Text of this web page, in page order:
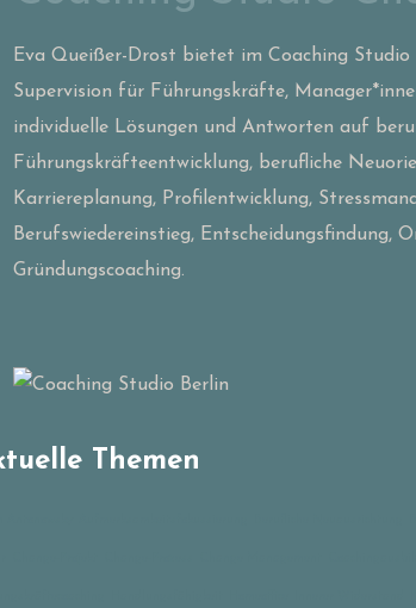
Eva Queißer-Drost bietet im Coaching Studio
Supervision für Führungskräfte,
individuelle Lösungen und Antworten auf
Führungskräfteentwicklung, berufliche
Karriereplanung, Profilentwicklung,
Berufswiedereinstieg, Entscheidungsfindung,
Gründungscoaching.
Themen